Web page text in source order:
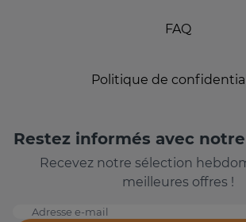
FAQ
Politique de
Restez informés avec
Recevez notre sélection
meilleures offres !
Adresse e-mail